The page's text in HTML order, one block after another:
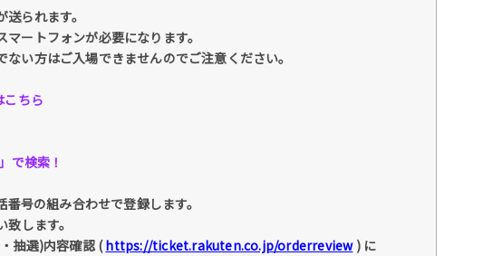
られます。
ートフォンが必要になります。
い方はご入場できませんのでご注意ください。
こちら
で検索！
号の組み合わせで登録します。
します。
抽選)内容確認 (https://ticket.rakuten.co.jp/orderreview) に